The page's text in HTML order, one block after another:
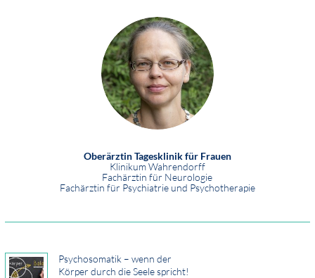
Oberärztin Tagesklinik für Frauen
Klinikum Wahrendorff
Fachärztin für Neurologie
Fachärztin für Psychiatrie und Psychotherapie
Psychosomatik – wenn der
Körper durch die Seele spricht!